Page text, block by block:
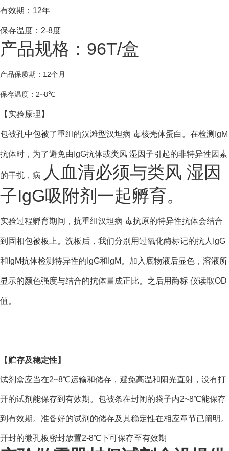
有效期：12年
保存温度：2-8度
产品规格：96T/盒
产品保质期：12个月
保存温度： 2~8℃
【 实验原理 】
包被孔中包被了重组的汉滩型汉坦病 毒核壳体蛋白。在检测IgM
抗体时，为了避免由IgG抗体或类风 湿因子引起的非特异性因素
的干扰，病
人血清必须与类风 湿因
子IgG吸附剂一起孵育。
实验过程孵育期间，抗重组汉坦病 毒抗原的特异性抗体会结合
到固相包被板上。洗板后，我们分别用过氧化酶标记的抗人IgG
和IgM抗体检测特异性的IgG和IgM。加入底物液后显色，溶液所
显示的颜色强度与结合的抗体量成正比。之后用酶标 仪读取OD
值。
【 贮存及稳定性】
试剂盒应当在2~8℃运输和储存，避免高温和阳光直射，没有打
开的试剂能保存到有效期。包被条在封闭的袋子内2~8℃能保存
到有效期。准备好的试剂的储存及其稳定性在相应章节已阐明。
开封的微孔板密封放置2-8℃下可保存至有效期